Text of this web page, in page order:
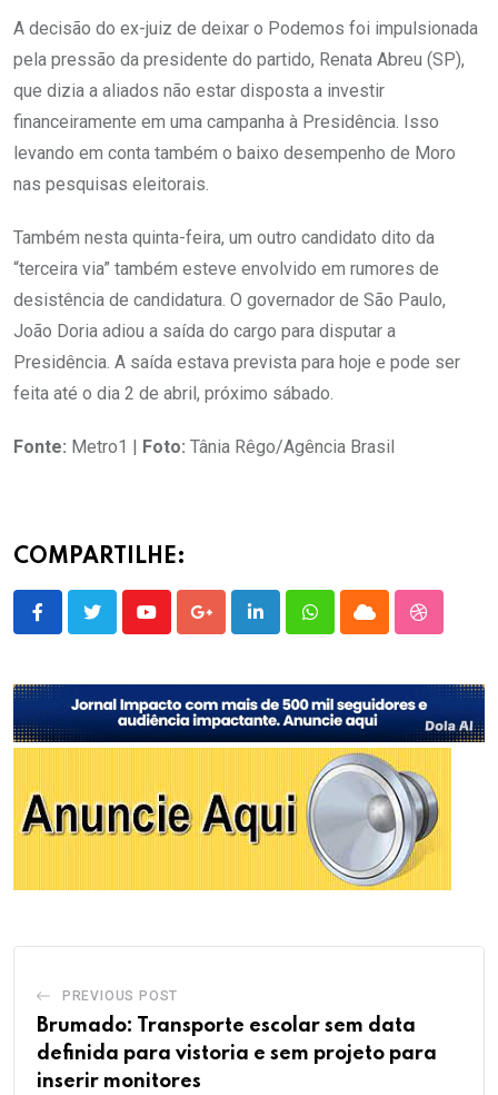
A decisão do ex-juiz de deixar o Podemos foi impulsionada
pela pressão da presidente do partido, Renata Abreu (SP),
que dizia a aliados não estar disposta a investir
financeiramente em uma campanha à Presidência. Isso
levando em conta também o baixo desempenho de Moro
nas pesquisas eleitorais.
Também nesta quinta-feira, um outro candidato dito da
“terceira via” também esteve envolvido em rumores de
desistência de candidatura. O governador de São Paulo,
João Doria adiou a saída do cargo para disputar a
Presidência. A saída estava prevista para hoje e pode ser
feita até o dia 2 de abril, próximo sábado.
Fonte: Metro1 | Foto: Tânia Rêgo/Agência Brasil
COMPARTILHE:
YoutubeGoogle+LinkedInWhatsappCloud
PREVIOUS POST
Brumado: Transporte escolar sem data
definida para vistoria e sem projeto para
inserir monitores